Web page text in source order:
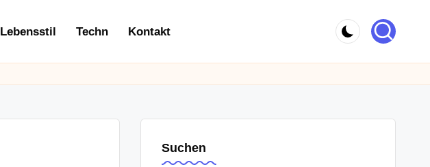
Lebensstil Techn Kontakt
Suchen